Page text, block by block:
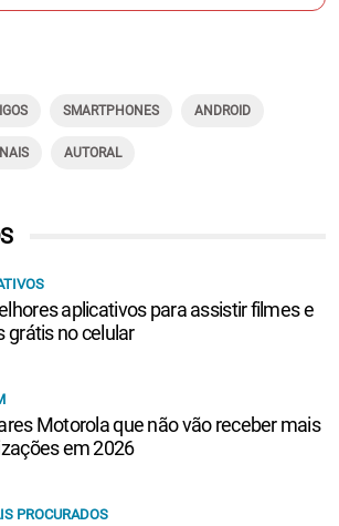
SMARTPHONES ANDROID
AUTORAL
aplicativos para assistir filmes e
grátis no celular
Motorola que não vão receber mais
em 2026
PROCURADOS